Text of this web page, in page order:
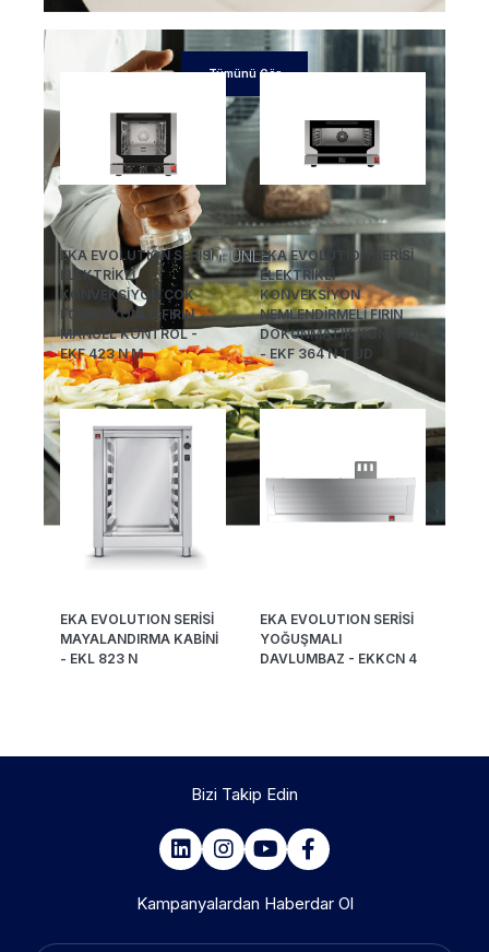
EKA EVOLUTION SERİSİ
ELEKTRİKLİ
KONVEKSİYON ÇOK
FONKSİYONLU FIRIN
MANUEL KONTROL -
EKF 423 N M
EKA EVOLUTION SERİSİ
ELEKTRİKLİ
KONVEKSİYON
NEMLENDİRMELİ FIRIN
DOKUNMATİK KONTROL
- EKF 364 N T UD
EKA EVOLUTION SERİSİ
MAYALANDIRMA KABİNİ
- EKL 823 N
EKA EVOLUTION SERİSİ
YOĞUŞMALI
DAVLUMBAZ - EKKCN 4
Tümünü Gör
ÜRÜNLER
Bizi Takip Edin
Kampanyalardan Haberdar Ol